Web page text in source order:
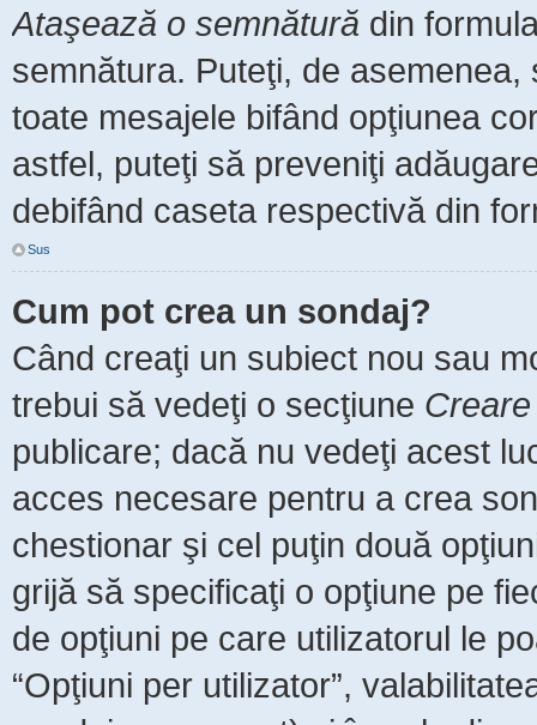
Ataşează o semnătură din
semnătura. Puteţi, de
toate mesajele bifând opţiunea
astfel, puteţi să preveniţi
debifând caseta respectivă din
Sus
Cum pot crea un sondaj?
Când creaţi un subiect nou sau
trebui să vedeţi o secţiune
publicare; dacă nu vedeţi acest
acces necesare pentru a crea
chestionar şi cel puţin două
grijă să specificaţi o opţiune pe
de opţiuni pe care utilizatorul le
“Opţiuni per utilizator”,